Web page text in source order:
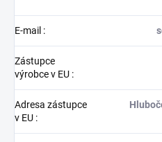
E-mail :
Zástupce
výrobce v EU :
Adresa zástupce
v EU :